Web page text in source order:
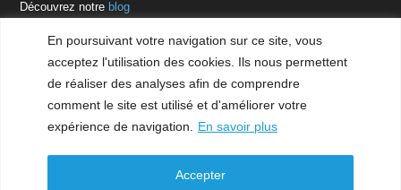
En poursuivant votre navigation sur ce site, vous
acceptez l'utilisation des cookies. Ils nous permettent
de réaliser des analyses afin de comprendre
comment le site est utilisé et d'améliorer votre
expérience de navigation.
En savoir plus
Accepter
Découvrez notreblog
Téléchargement